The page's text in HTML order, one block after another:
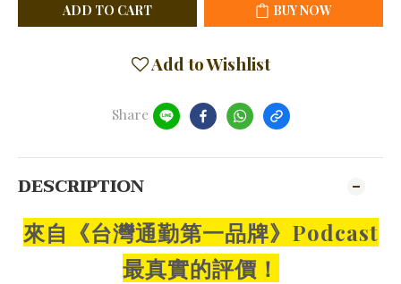
ADD TO CART BUY NOW
Add to Wishlist
Share
DESCRIPTION
來自《台灣通勤第一品牌》Podcast
最真實的評價！